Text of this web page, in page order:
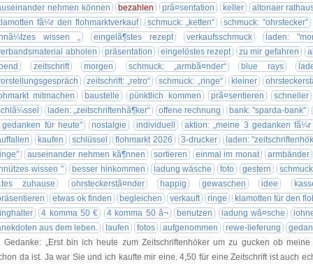
nehmen können
bezahlen prã¤sentation keller
altonaer
fã¼r den flohmarktverkauf
schmuck: „ketten“
schmuck: "ohrstecker"
wissen „
eingelã¶stes rezept verkaufsschmuck
laden:
abholen
präsentation eingelöstes rezept zu mir gefahren
zeitschrift morgen schmuck: „armbã¤nder“ blue rays
zeitschrift: „retro“ schmuck: „ringe“ kleiner
mitmachen
baustelle pünktlich kommen prã¤sentieren
schneller
laden: „zeitschriftenhã¶ker“ offene rechnung
bank: "sparda-bank"
für heute"
nostalgie individuell
aktion: „meine 3 gedanken fã¼r
kaufen schlüssel flohmarkt 2026 3-drucker
laden:
auseinander nehmen kã¶nnen sortieren einmal im monat
armbänder
wissen "
besser hinkommen ladung wäsche foto gestern
zuhause
ohrsteckerstã¤nder happig gewaschen idee
etwas ok finden begleichen verkauft ringe
klamotten für den
4 komma 50 € 4 komma 50 â¬ benutzen ladung wã¤sche
aus dem leben.
laufen fotos aufgenommen rewe-lieferung
Gedanke: „Erst bin ich heute zum Zeitschriftenhöker um zu gucken ob
da ist. Ja war Sie und ich kaufte mir eine. 4,50 für eine Zeitschrift ist auch